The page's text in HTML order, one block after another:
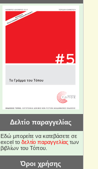
Δελτίο παραγγελίας
Εδώ μπορείτε να κατεβάσετε σε
excel το δελτίο παραγγελίαςτων
βιβλίων του Τόπου.
Όροι χρήσης